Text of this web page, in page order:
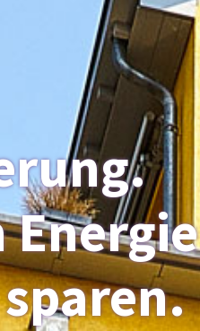
Energie